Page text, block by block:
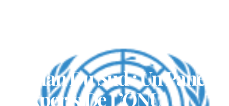
Soudan Du Sud : Un Panel
D’experts De L’ONU